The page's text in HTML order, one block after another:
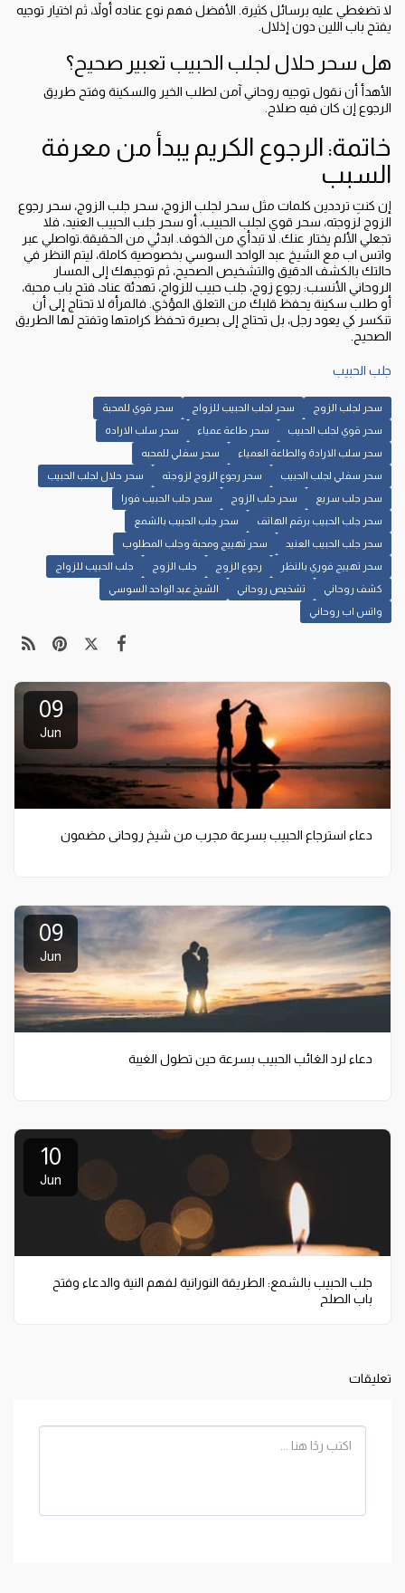
لا تضغطي عليه برسائل كثيرة. الأفضل فهم نوع عناده أولاً، ثم اختيار توجيه
يفتح باب اللين دون إذلال.
هل سحر حلال لجلب الحبيب تعبير صحيح؟
الأهدأ أن نقول توجيه روحاني آمن لطلب الخير والسكينة وفتح طريق
الرجوع إن كان فيه صلاح.
خاتمة: الرجوع الكريم يبدأ من معرفة
السبب
إن كنتِ ترددين كلمات مثل سحر لجلب الزوج، سحر جلب الزوج، سحر رجوع
الزوج لزوجته، سحر قوي لجلب الحبيب، أو سحر جلب الحبيب العنيد، فلا
تجعلي الألم يختار عنك. لا تبدأي من الخوف. ابدئي من الحقيقة.تواصلي عبر
واتس اب مع الشيخ عبد الواحد السوسي بخصوصية كاملة، ليتم النظر في
حالتك بالكشف الدقيق والتشخيص الصحيح، ثم توجيهك إلى المسار
الروحاني الأنسب: رجوع زوج، جلب حبيب للزواج، تهدئة عناد، فتح باب محبة،
أو طلب سكينة يحفظ قلبك من التعلق المؤذي. فالمرأة لا تحتاج إلى أن
تنكسر كي يعود رجل، بل تحتاج إلى بصيرة تحفظ كرامتها وتفتح لها الطريق
الصحيح.
جلب الحبيب
سحر لجلب الزوج سحر لجلب الحبيب للزواج سحر قوي للمحبة
سحر قوي لجلب الحبيب سحر طاعة عمياء سحر سلب الاراده
سحر سلب الارادة والطاعة العمياء سحر سفلي للمحبه
سحر سفلي لجلب الحبيب سحر رجوع الزوج لزوجته سحر حلال لجلب الحبيب
سحر جلب سريع سحر جلب الزوج سحر جلب الحبيب فورا
سحر جلب الحبيب برقم الهاتف سحر جلب الحبيب بالشمع
سحر جلب الحبيب العنيد سحر تهييج ومحبة وجلب المطلوب
سحر تهييج فوري بالنظر رجوع الزوج جلب الزوج جلب الحبيب للزواج
كشف روحاني تشخيص روحاني الشيخ عبد الواحد السوسي
واتس اب روحاني
09
Jun
دعاء استرجاع الحبيب بسرعة مجرب من شيخ روحاني مضمون
09
Jun
دعاء لرد الغائب الحبيب بسرعة حين تطول الغيبة
10
Jun
جلب الحبيب بالشمع: الطريقة النورانية لفهم النية والدعاء وفتح
باب الصلح
تعليقات